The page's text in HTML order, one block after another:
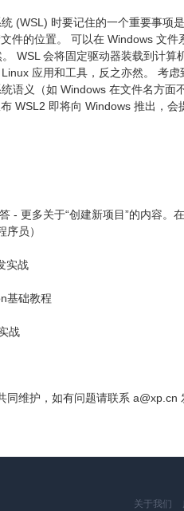
(WSL) 时要记住的一个重要事
件的位置。 可以在 Windows 文
WSL 会将固定驱动器装载到计
应用和工具，反之亦然。 考
语义（如 Windows 在文件名方
WSL2 即将向 Windows 推出，
- 更多关于“创建新项目”的内容。
员）
实战
基础教程
战
同维护，如有问题请联系 a@xp.cn
关于我们